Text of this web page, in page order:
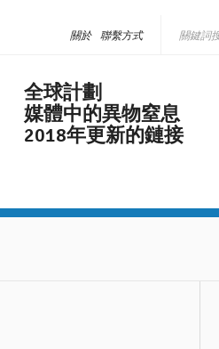
聯繫方式
關於
全球計劃
媒體中的異物窒息
2018年更新的鏈接